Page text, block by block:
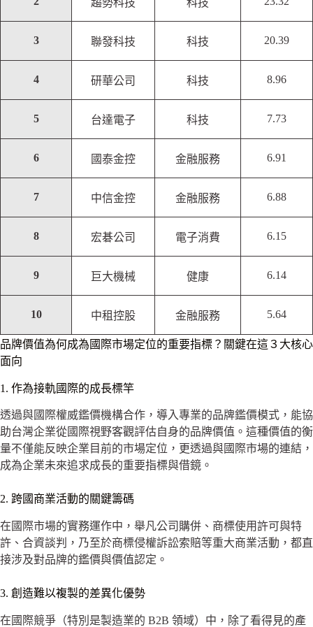
3 聯發科技 科技 20.39
4 研華公司 科技 8.96
5 台達電子 科技 7.73
6 國泰金控 金融服務 6.91
7 中信金控 金融服務 6.88
8 宏碁公司 電子消費 6.15
9 巨大機械 健康 6.14
10 中租控股 金融服務 5.64
品牌價值為何成為國際市場定位的重要指標？關鍵在這３大核心
面向
1. 作為接軌國際的成長標竿
透過與國際權威鑑價機構合作，導入專業的品牌鑑價模式，能協
助台灣企業從國際視野客觀評估自身的品牌價值。這種價值的衡
量不僅能反映企業目前的市場定位，更透過與國際市場的連結，
成為企業未來追求成長的重要指標與借鏡。
2. 跨國商業活動的關鍵籌碼
在國際市場的實務運作中，舉凡公司購併、商標使用許可與特
許、合資談判，乃至於商標侵權訴訟索賠等重大商業活動，都直
接涉及對品牌的鑑價與價值認定。
3. 創造難以複製的差異化優勢
在國際競爭（特別是製造業的 B2B 領域）中，除了看得見的產